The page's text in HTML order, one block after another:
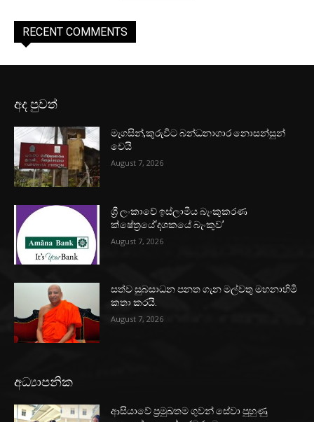
RECENT COMMENTS
අද පුවත්
මැගසින්,කුරුවිට බන්ධනාගාර නොසන්සුන්
වෙයි
August 7, 2026
ශ්‍රී ලංකාවේ ඉස්ලාමීය බැංකුකරණ
ක්ෂේත්‍රයේ‘දශකයේ බැංකුව’
August 7, 2026
සත්ව සුබසාධන පනත ගැන මල්වතු මහනාහිමි
කතා කරයි.
August 7, 2026
අධ්‍යාපනික
ආසියාවේ ප්‍රමුඛතම ගුවන් සේවා පුහුණු